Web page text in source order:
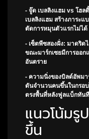
- จู๊ด เบลลิงแฮม vs โฮล
เบลลิงแฮม สร้างภาระ
ตัดการหมุนตัวแรกไม่ไ
- เซ็ตพีซสองฝั่ง: มาดริด
ขณะมาร์กเซยมีการออก
อันตราย
- ความนิ่งของบิลด์อัพมา
ดันจำนวนคนขึ้นในกรอ
ตรงพื้นที่หลังฟูลแบ็กทันที
แนวโน้มรู
ขึ้น